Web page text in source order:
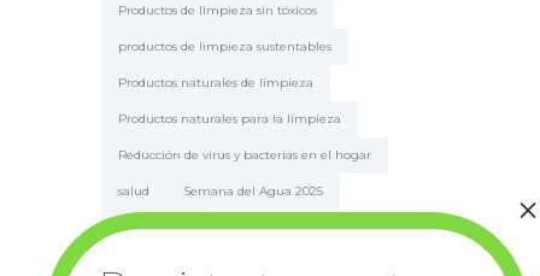
Productos de limpieza sin tóxicos
productos de limpieza sustentables
Productos naturales de limpieza
Productos naturales para la limpieza
Reducción de virus y bacterias en el hogar
salud Semana del Agua 2025
sustentable